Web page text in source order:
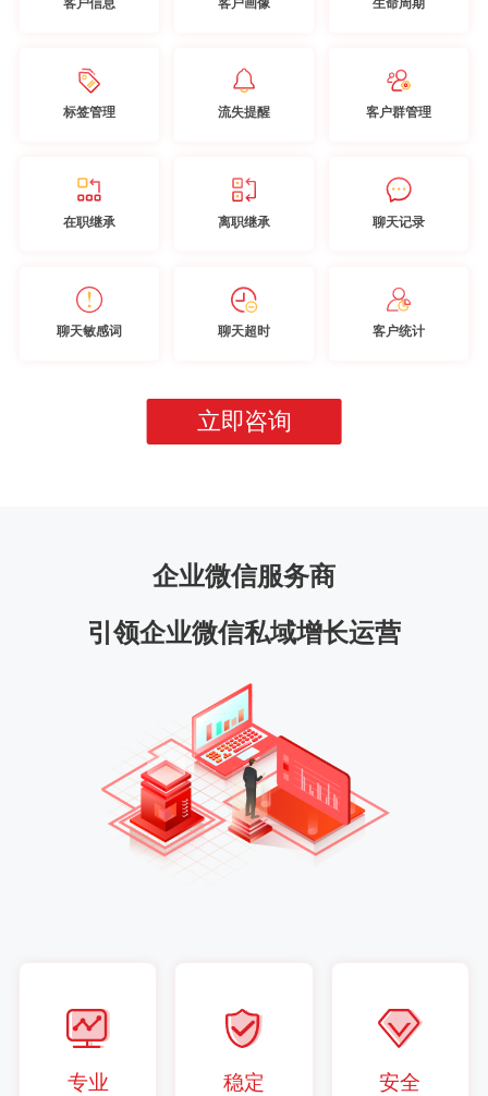
标签管理 流失提醒 客户群管理
在职继承 离职继承 聊天记录
聊天敏感词 聊天超时 客户统计
立即咨询
企业微信服务商
引领企业微信私域增长运营
专业 稳定 安全